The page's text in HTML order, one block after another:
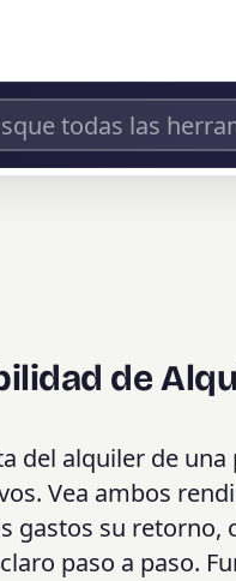
de
del alquiler de
Vea ambos
gastos su
paso a paso.